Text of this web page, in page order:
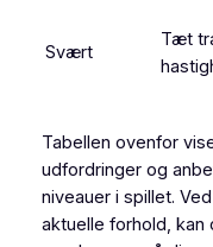
Svært
Tæt
Tabellen ovenfor
udfordringer og
niveauer i spillet.
aktuelle forhold, kan